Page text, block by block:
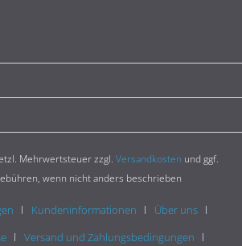
Mehrwertsteuer zzgl. Versandkosten und ggf.
wenn nicht anders beschrieben
Kundeninformationen
Über uns
Versand und Zahlungsbedingungen